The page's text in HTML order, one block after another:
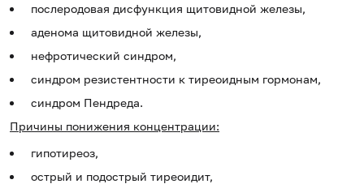
послеродовая дисфункция щитовидной железы,
аденома щитовидной железы,
нефротический синдром,
синдром резистентности к тиреоидным гормонам,
синдром Пендреда.
Причины понижения концентрации:
гипотиреоз,
острый и подострый тиреоидит,